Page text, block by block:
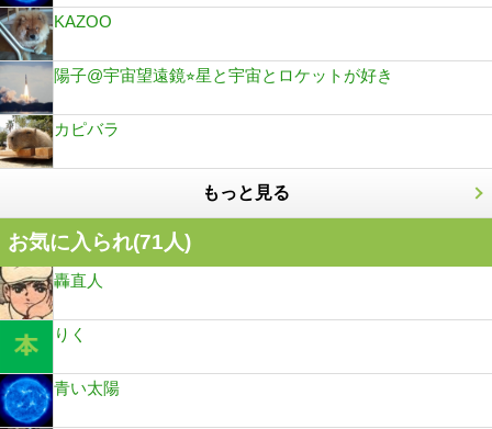
KAZOO
陽子@宇宙望遠鏡⭐︎星と宇宙とロケットが好き
カピバラ
もっと見る
お気に入られ(71人)
轟直人
りく
青い太陽